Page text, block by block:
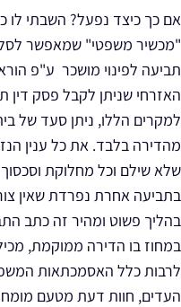
אם כך כיצד נפעל? השבתי לו
"מכשיר משפטי" שמאפשר
תביעה לפינוי מושכר
למקרים הללו, ניתן סעד של
מהדירה בלבד. את כל ענין
שלא שילם וכל מחלוקת
בתביעה אחרת נפרדת שאין
בהליך פשוט ומהיר זה כתב
במחוז בו הדירה ממוקמת,
לרבות כלל האסמכתאות
העדים, חוות דעת מטעם